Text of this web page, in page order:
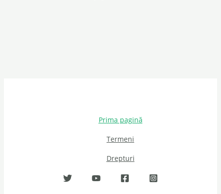
Prima pagină
Termeni
Drepturi